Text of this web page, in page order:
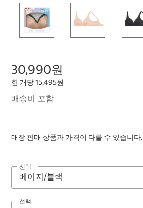
30,990원
한 개당 15,495원
배송비 포함
매장 판매 상품과 가격이 다를 수 있습니다.
선택
선택